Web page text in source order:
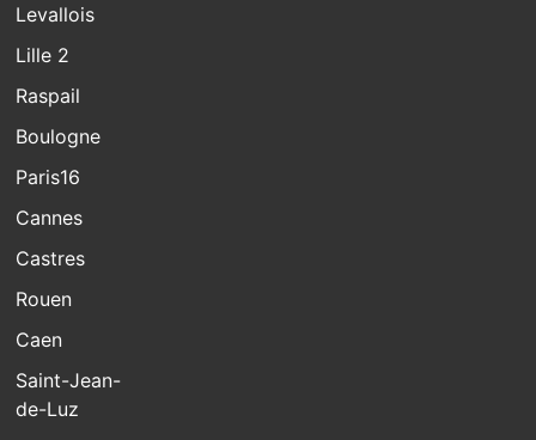
Levallois
Lille 2
Raspail
Boulogne
Paris16
Cannes
Castres
Rouen
Caen
Saint-Jean-
de-Luz